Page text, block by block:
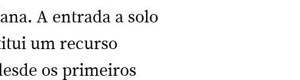
A entrada a solo
um recurso
os primeiros